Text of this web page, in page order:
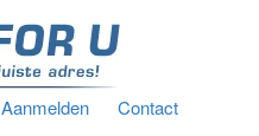
Aanmelden Contact